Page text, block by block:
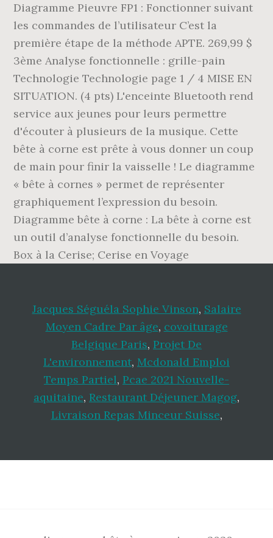
Diagramme Pieuvre FP1 : Fonctionner suivant
les commandes de l’utilisateur C’est la
première étape de la méthode APTE. 269,99 $
3ème Analyse fonctionnelle : grille-pain
Technologie Technologie page 1 / 4 MISE EN
SITUATION. (4 pts) L'enceinte Bluetooth rend
service aux jeunes pour leurs permettre
d'écouter à plusieurs de la musique. Cette
bête à corne est prête à vous donner un coup
de main pour finir la vaisselle ! Le diagramme
« bête à cornes » permet de représenter
graphiquement l’expression du besoin.
Diagramme bête à corne : La bête à corne est
un outil d’analyse fonctionnelle du besoin.
Box à la Cerise; Cerise en Voyage
Jacques Séguéla Sophie Vinson, Salaire
Moyen Cadre Par âge, covoiturage
Belgique Paris, Projet De
L'environnement, Mcdonald Emploi
Temps Partiel, Pcae 2021 Nouvelle-
aquitaine, Restaurant Déjeuner Magog,
Livraison Repas Minceur Suisse,